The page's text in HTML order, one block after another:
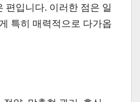
편입니다. 이러한 점은 일
특히 매력적으로 다가옵